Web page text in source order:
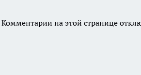
Комментарии на этой странице